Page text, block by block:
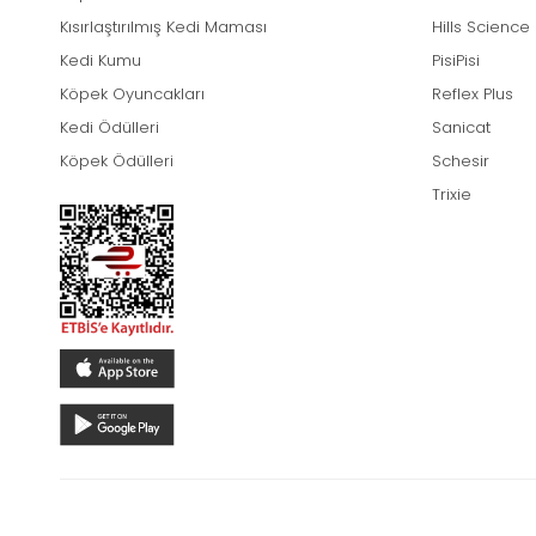
Kısırlaştırılmış Kedi Maması
Kedi Kumu
Köpek Oyuncakları
Kedi Ödülleri
Köpek Ödülleri
Hills Science
PisiPisi
Reflex Plus
Sanicat
Schesir
Trixie